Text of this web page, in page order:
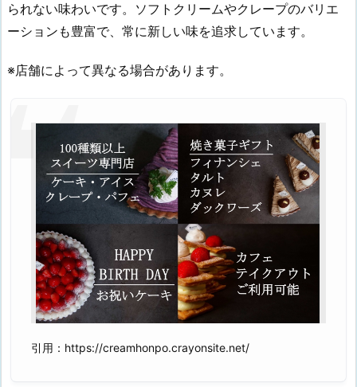
られない味わいです。ソフトクリームやクレープのバリエ
ーションも豊富で、常に新しい味を追求しています。
※店舗によって異なる場合があります。
引用：https://creamhonpo.crayonsite.net/